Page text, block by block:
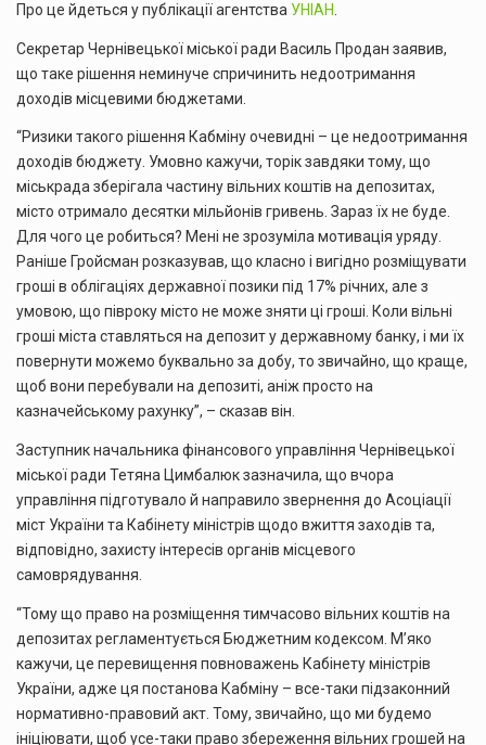
Про це йдеться у публікації агентства УНІАН.
Секретар Чернівецької міської ради Василь Продан заявив,
що таке рішення неминуче спричинить недоотримання
доходів місцевими бюджетами.
“Ризики такого рішення Кабміну очевидні – це недоотримання
доходів бюджету. Умовно кажучи, торік завдяки тому, що
міськрада зберігала частину вільних коштів на депозитах,
місто отримало десятки мільйонів гривень. Зараз їх не буде.
Для чого це робиться? Мені не зрозуміла мотивація уряду.
Раніше Гройсман розказував, що класно і вигідно розміщувати
гроші в облігаціях державної позики під 17% річних, але з
умовою, що півроку місто не може зняти ці гроші. Коли вільні
гроші міста ставляться на депозит у державному банку, і ми їх
повернути можемо буквально за добу, то звичайно, що краще,
щоб вони перебували на депозиті, аніж просто на
казначейському рахунку”, – сказав він.
Заступник начальника фінансового управління Чернівецької
міської ради Тетяна Цимбалюк зазначила, що вчора
управління підготувало й направило звернення до Асоціації
міст України та Кабінету міністрів щодо вжиття заходів та,
відповідно, захисту інтересів органів місцевого
самоврядування.
“Тому що право на розміщення тимчасово вільних коштів на
депозитах регламентується Бюджетним кодексом. М’яко
кажучи, це перевищення повноважень Кабінету міністрів
України, адже ця постанова Кабміну – все-таки підзаконний
нормативно-правовий акт. Тому, звичайно, що ми будемо
ініціювати, щоб усе-таки право збереження вільних грошей на